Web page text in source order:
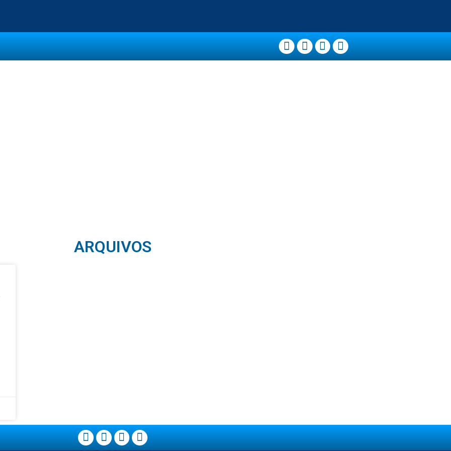
ARQUIVOS